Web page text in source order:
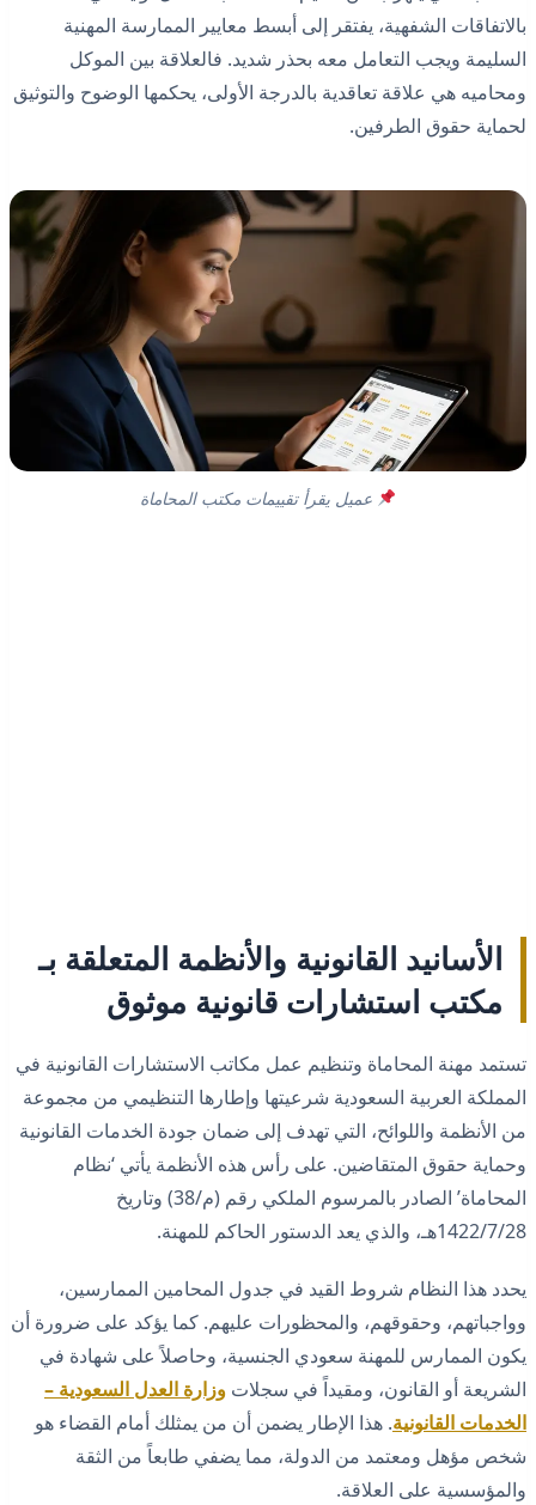
بالاتفاقات الشفهية، يفتقر إلى أبسط معايير الممارسة المهنية
السليمة ويجب التعامل معه بحذر شديد. فالعلاقة بين الموكل
ومحاميه هي علاقة تعاقدية بالدرجة الأولى، يحكمها الوضوح والتوثيق
لحماية حقوق الطرفين.
عميل يقرأ تقييمات مكتب المحاماة
الأسانيد القانونية والأنظمة المتعلقة بـ
مكتب استشارات قانونية موثوق
تستمد مهنة المحاماة وتنظيم عمل مكاتب الاستشارات القانونية في
المملكة العربية السعودية شرعيتها وإطارها التنظيمي من مجموعة
من الأنظمة واللوائح، التي تهدف إلى ضمان جودة الخدمات القانونية
وحماية حقوق المتقاضين. على رأس هذه الأنظمة يأتي ‘نظام
المحاماة’ الصادر بالمرسوم الملكي رقم (م/38) وتاريخ
1422/7/28هـ، والذي يعد الدستور الحاكم للمهنة.
يحدد هذا النظام شروط القيد في جدول المحامين الممارسين،
وواجباتهم، وحقوقهم، والمحظورات عليهم. كما يؤكد على ضرورة أن
يكون الممارس للمهنة سعودي الجنسية، وحاصلاً على شهادة في
الشريعة أو القانون، ومقيداً في سجلات وزارة العدل السعودية –
الخدمات القانونية. هذا الإطار يضمن أن من يمثلك أمام القضاء هو
شخص مؤهل ومعتمد من الدولة، مما يضفي طابعاً من الثقة
والمؤسسية على العلاقة.